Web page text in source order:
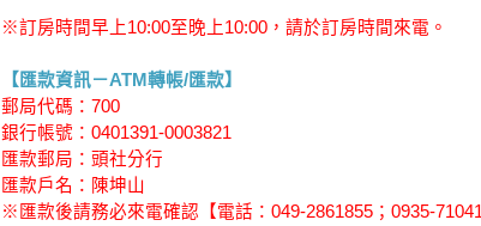
※訂房時間早上10:00至晚上10:00，請於訂房時間來電。
【匯款資訊－ATM轉帳/匯款】
郵局代碼：700
銀行帳號：0401391-0003821
匯款郵局：頭社分行
匯款戶名：陳坤山
※匯款後請務必來電確認【電話：049-2861855；0935-